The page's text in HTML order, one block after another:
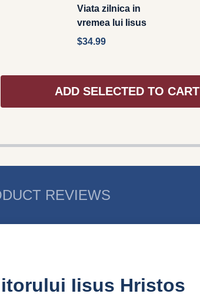
Viata zilnica in
vremea lui Iisus
$34.99
ADD SELECTED TO CART
REVIEWS
Iisus Hristos